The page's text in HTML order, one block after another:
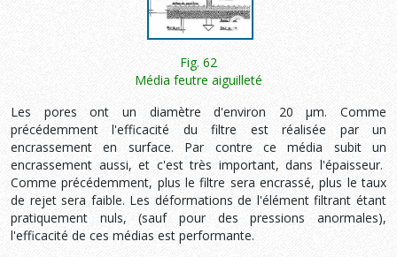
Fig. 62
Média feutre aiguilleté
Les pores ont un diamètre d'environ 20 µm. Comme
précédemment l'efficacité du filtre est réalisée par un
encrassement en surface. Par contre ce média subit un
encrassement aussi, et c'est très important, dans l'épaisseur.
Comme précédemment, plus le filtre sera encrassé, plus le taux
de rejet sera faible. Les déformations de l'élément filtrant étant
pratiquement nuls, (sauf pour des pressions anormales),
l'efficacité de ces médias est performante.